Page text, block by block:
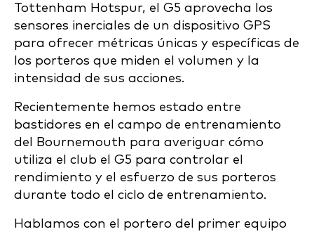
Tottenham Hotspur, el G5 aprovecha los
sensores inerciales de un dispositivo GPS
para ofrecer métricas únicas y específicas de
los porteros que miden el volumen y la
intensidad de sus acciones.
Recientemente hemos estado entre
bastidores en el campo de entrenamiento
del Bournemouth para averiguar cómo
utiliza el club el G5 para controlar el
rendimiento y el esfuerzo de sus porteros
durante todo el ciclo de entrenamiento.
Hablamos con el portero del primer equipo